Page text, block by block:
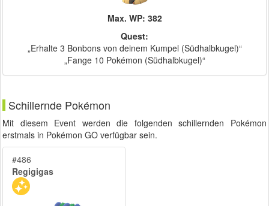
Max. WP: 382
Quest:
„Erhalte 3 Bonbons von deinem Kumpel (Südhalbkugel)“
„Fange 10 Pokémon (Südhalbkugel)“
Schillernde Pokémon
Mit diesem Event werden die folgenden schillernden Pokémon
erstmals in Pokémon GO verfügbar sein.
#486
Regigigas